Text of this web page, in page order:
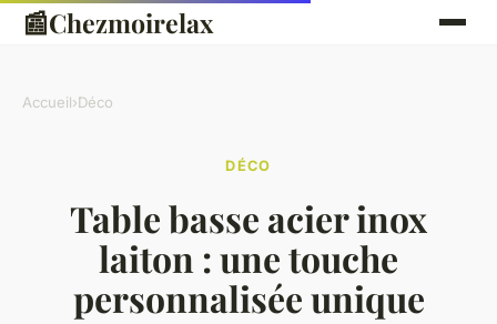
📰Chezmoirelax
Accueil›Déco
DÉCO
Table basse acier inox
laiton : une touche
personnalisée unique